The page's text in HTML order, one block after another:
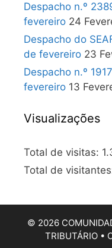
Despacho n.º
fevereiro 24
Despacho do
de fevereiro 23
Despacho n.º
fevereiro 13
Visualizações
Total de visitas:
Total de
© 2026
TRIBUTÁRIO•